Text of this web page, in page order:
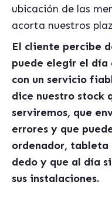
ubicación de las
acorta nuestros
El cliente percibe
puede elegir el día
con un servicio
dice nuestro stock
serviremos, que
errores y que
ordenador, tableta
dedo y que al día
sus instalaciones.